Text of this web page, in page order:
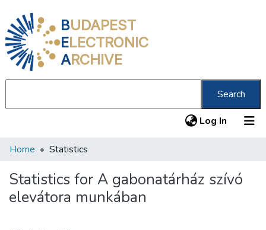
BUDAPEST
ELECTRONIC
ARCHIVE
Search
Log In (current)
Communities & Collections
All of DSpace
About us
Home Statistics
Statistics for A gabonatárház szívó
elevátora munkában